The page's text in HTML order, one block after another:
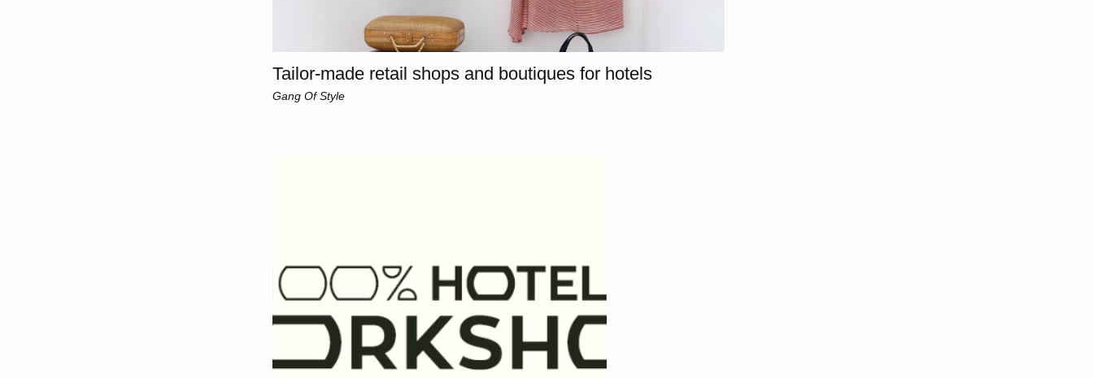
Tailor-made retail shops and boutiques for hotels
Gang Of Style